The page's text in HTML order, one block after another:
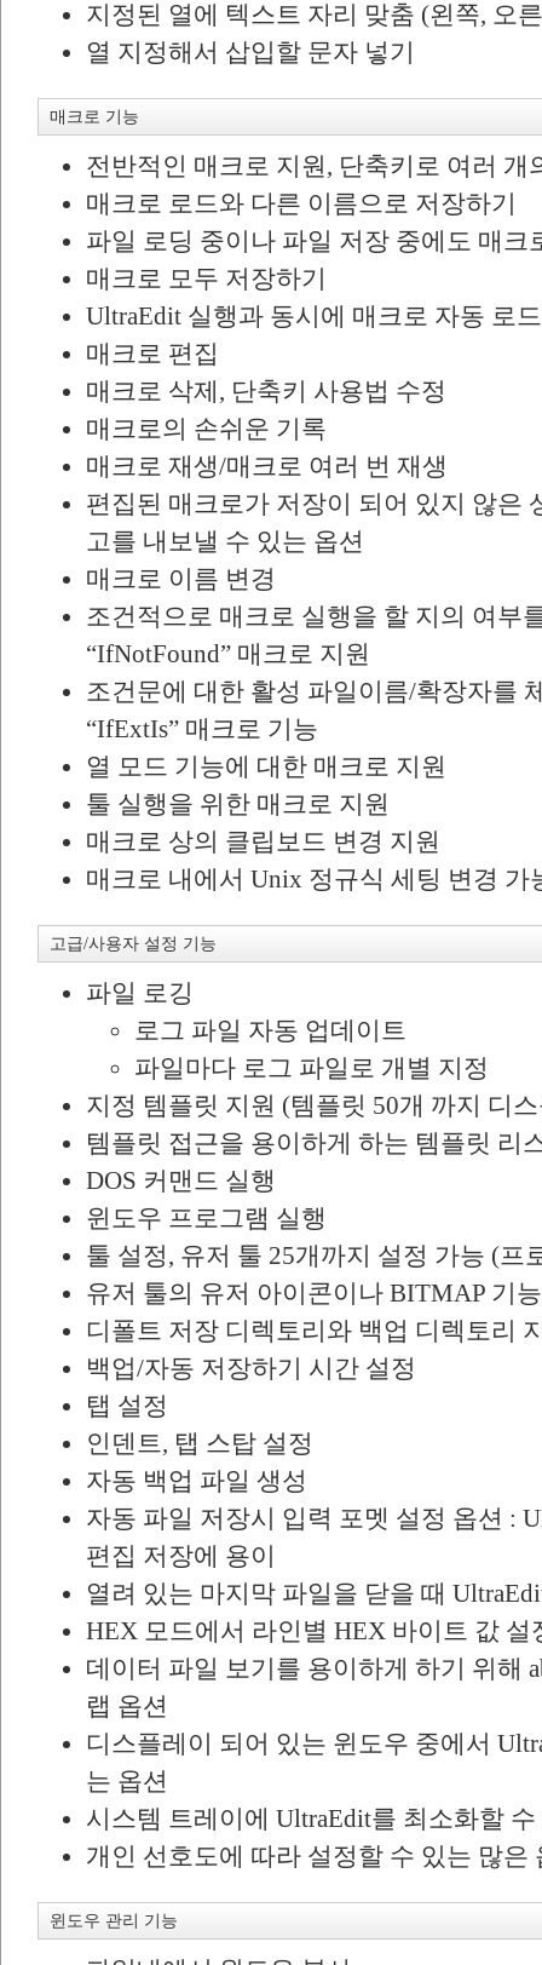
지정된 열에 텍스트 자리 맞춤 (왼쪽, 오
열 지정해서 삽입할 문자 넣기
매크로 기능
전반적인 매크로 지원, 단축키로 여러 개
매크로 로드와 다른 이름으로 저장하기
파일 로딩 중이나 파일 저장 중에도 매크
매크로 모두 저장하기
UltraEdit 실행과 동시에 매크로 자동 로
매크로 편집
매크로 삭제, 단축키 사용법 수정
매크로의 손쉬운 기록
매크로 재생/매크로 여러 번 재생
편집된 매크로가 저장이 되어 있지 않은
고를 내보낼 수 있는 옵션
매크로 이름 변경
조건적으로 매크로 실행을 할 지의 여부
“IfNotFound” 매크로 지원
조건문에 대한 활성 파일이름/확장자를
“IfExtIs” 매크로 기능
열 모드 기능에 대한 매크로 지원
툴 실행을 위한 매크로 지원
매크로 상의 클립보드 변경 지원
매크로 내에서 Unix 정규식 세팅 변경 가
고급/사용자 설정 기능
파일 로깅
로그 파일 자동 업데이트
파일마다 로그 파일로 개별 지정
지정 템플릿 지원 (템플릿 50개 까지 디
템플릿 접근을 용이하게 하는 템플릿 리
DOS 커맨드 실행
윈도우 프로그램 실행
툴 설정, 유저 툴 25개까지 설정 가능 (프
유저 툴의 유저 아이콘이나 BITMAP 기능
디폴트 저장 디렉토리와 백업 디렉토리
백업/자동 저장하기 시간 설정
탭 설정
인덴트, 탭 스탑 설정
자동 백업 파일 생성
자동 파일 저장시 입력 포멧 설정 옵션 :
편집 저장에 용이
열려 있는 마지막 파일을 닫을 때
HEX 모드에서 라인별 HEX 바이트 값 설
데이터 파일 보기를 용이하게 하기 위해
랩 옵션
디스플레이 되어 있는 윈도우 중에서
는 옵션
시스템 트레이에 UltraEdit를 최소화할
개인 선호도에 따라 설정할 수 있는 많은
윈도우 관리 기능